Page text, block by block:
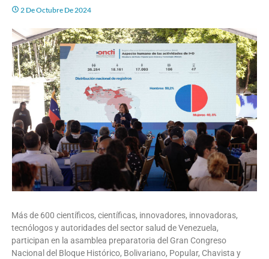
2 De Octubre De 2024
Más de 600 científicos, científicas, innovadores, innovadoras,
tecnólogos y autoridades del sector salud de Venezuela,
participan en la asamblea preparatoria del Gran Congreso
Nacional del Bloque Histórico, Bolivariano, Popular, Chavista y